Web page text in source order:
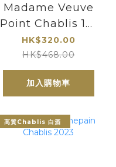
Madame Veuve
Point Chablis 1er
Cru Vaillons
2022 龐特夫人
HK$320.00
HK$468.00
加入購物車
高質Chablis 白酒